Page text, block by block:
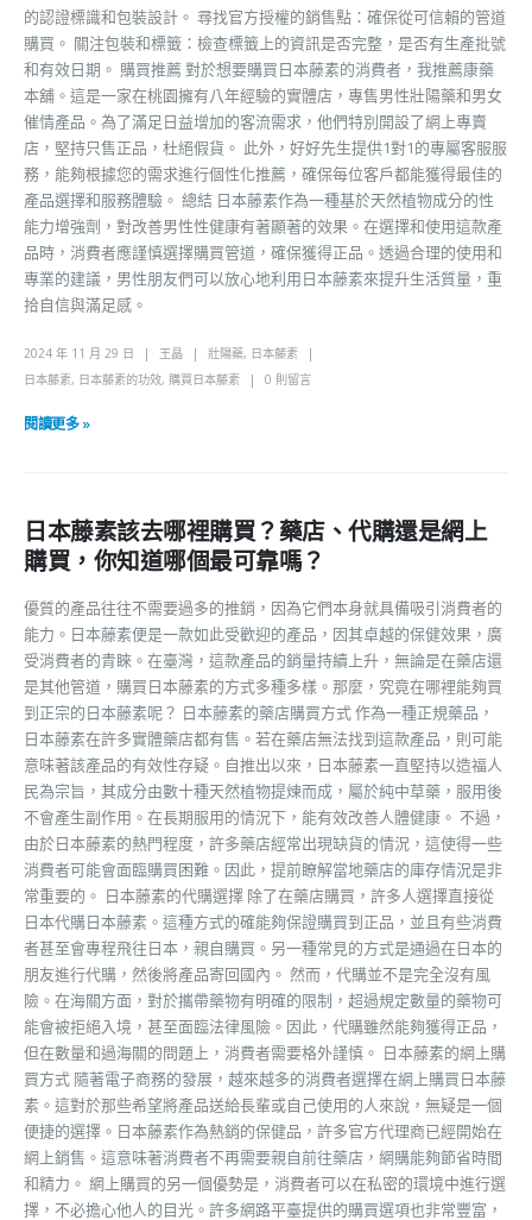
的認證標識和包裝設計。 尋找官方授權的銷售點：確保從可信賴的管道
購買。 關注包裝和標籤：檢查標籤上的資訊是否完整，是否有生產批號
和有效日期。 購買推薦 對於想要購買日本藤素的消費者，我推薦康藥
本舖。這是一家在桃園擁有八年經驗的實體店，專售男性壯陽藥和男女
催情產品。為了滿足日益增加的客流需求，他們特別開設了網上專賣
店，堅持只售正品，杜絕假貨。 此外，好好先生提供1對1的專屬客服服
務，能夠根據您的需求進行個性化推薦，確保每位客戶都能獲得最佳的
產品選擇和服務體驗。 總結 日本藤素作為一種基於天然植物成分的性
能力增強劑，對改善男性性健康有著顯著的效果。在選擇和使用這款產
品時，消費者應謹慎選擇購買管道，確保獲得正品。透過合理的使用和
專業的建議，男性朋友們可以放心地利用日本藤素來提升生活質量，重
拾自信與滿足感。
2024 年 11 月 29 日 王晶 壯陽藥, 日本藤素
日本藤素, 日本藤素的功效, 購買日本藤素 0 則留言
閱讀更多 »
日本藤素該去哪裡購買？藥店、代購還是網上
購買，你知道哪個最可靠嗎？
優質的產品往往不需要過多的推銷，因為它們本身就具備吸引消費者的
能力。日本藤素便是一款如此受歡迎的產品，因其卓越的保健效果，廣
受消費者的青睞。在臺灣，這款產品的銷量持續上升，無論是在藥店還
是其他管道，購買日本藤素的方式多種多樣。那麼，究竟在哪裡能夠買
到正宗的日本藤素呢？ 日本藤素的藥店購買方式 作為一種正規藥品，
日本藤素在許多實體藥店都有售。若在藥店無法找到這款產品，則可能
意味著該產品的有效性存疑。自推出以來，日本藤素一直堅持以造福人
民為宗旨，其成分由數十種天然植物提煉而成，屬於純中草藥，服用後
不會產生副作用。在長期服用的情況下，能有效改善人體健康。 不過，
由於日本藤素的熱門程度，許多藥店經常出現缺貨的情況，這使得一些
消費者可能會面臨購買困難。因此，提前瞭解當地藥店的庫存情況是非
常重要的。 日本藤素的代購選擇 除了在藥店購買，許多人選擇直接從
日本代購日本藤素。這種方式的確能夠保證購買到正品，並且有些消費
者甚至會專程飛往日本，親自購買。另一種常見的方式是通過在日本的
朋友進行代購，然後將產品寄回國內。 然而，代購並不是完全沒有風
險。在海關方面，對於攜帶藥物有明確的限制，超過規定數量的藥物可
能會被拒絕入境，甚至面臨法律風險。因此，代購雖然能夠獲得正品，
但在數量和過海關的問題上，消費者需要格外謹慎。 日本藤素的網上購
買方式 隨著電子商務的發展，越來越多的消費者選擇在網上購買日本藤
素。這對於那些希望將產品送給長輩或自己使用的人來說，無疑是一個
便捷的選擇。日本藤素作為熱銷的保健品，許多官方代理商已經開始在
網上銷售。這意味著消費者不再需要親自前往藥店，網購能夠節省時間
和精力。 網上購買的另一個優勢是，消費者可以在私密的環境中進行選
擇，不必擔心他人的目光。許多網路平臺提供的購買選項也非常豐富，